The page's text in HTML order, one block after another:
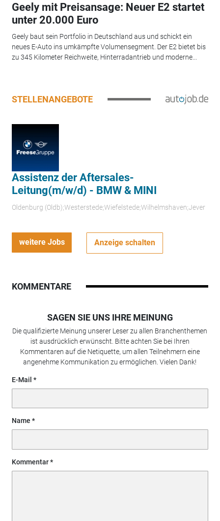
Geely mit Preisansage: Neuer E2 startet
unter 20.000 Euro
Geely baut sein Portfolio in Deutschland aus und schickt ein
neues E-Auto ins umkämpfte Volumensegment. Der E2 bietet bis
zu 345 Kilometer Reichweite, Hinterradantrieb und moderne...
STELLENANGEBOTE
Assistenz der Aftersales-
Leitung(m/w/d) - BMW & MINI
Oldenburg (Oldb);Westerstede;Wiefelstede;Wilhelmshaven;Jever
weitere Jobs Anzeige schalten
KOMMENTARE
SAGEN SIE UNS IHRE MEINUNG
Die qualifizierte Meinung unserer Leser zu allen Branchenthemen
ist ausdrücklich erwünscht. Bitte achten Sie bei Ihren
Kommentaren auf die Netiquette, um allen Teilnehmern eine
angenehme Kommunikation zu ermöglichen. Vielen Dank!
E-Mail
Name
Kommentar